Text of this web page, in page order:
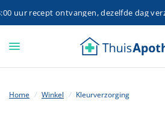
uur recept ontvangen, dezelfde dag
Home / Winkel / Kleurverzorging